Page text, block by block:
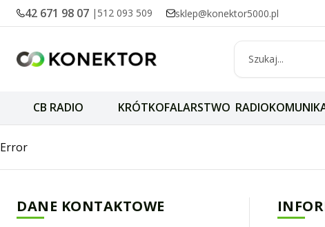
42 671 98 07 | 512 093 509 sklep@konektor5000.pl
CB RADIO KRÓTKOFALARSTWO
BAOFENG BF-
Error
DANE KONTAKTOWE